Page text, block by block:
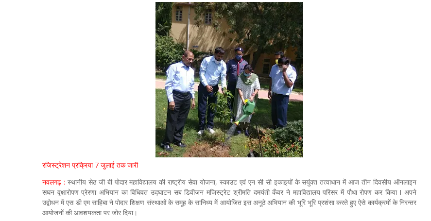
रजिस्ट्रेशन प्रक्रिया 7 जुलाई तक जारी
नवलगढ़ : स्थानीय सेठ जी बी पोदार महाविद्यालय की राष्ट्रीय सेवा योजना, स्काउट एवं एन सी सी इकाइयों के सयुंक्त तत्वाधान में आज तीन दिवसीय ऑनलाइन
सघन वृक्षारोपण प्रेरणा अभियान का विधिवत उद्घाटन सब डिवीजन मजिस्ट्रेट श्रीमति दमयंती कँवर ने महाविद्यालय परिसर में पौधा रोपण कर किया I अपने
उद्बोधन में एस डी एम साहिबा ने पोदार शिक्षण संस्थाओं के समूह के सानिध्य में आयोजित इस अनूठे अभियान की भूरि भूरि प्रशंसा करते हुए ऐसे कार्यक्रमों के निरन्तर
आयोजनों की आवशयकता पर जोर दिया।